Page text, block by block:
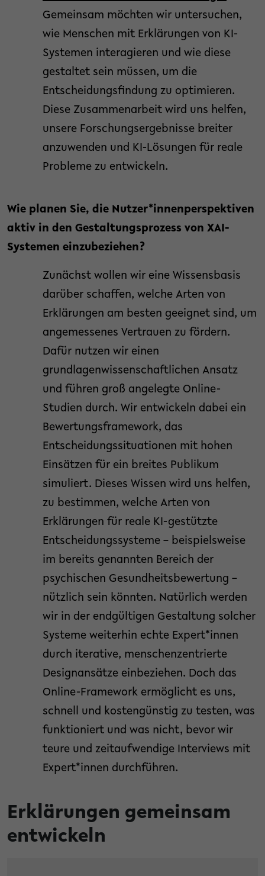
Gemeinsam möchten wir untersuchen,
wie Menschen mit Erklärungen von KI-
Systemen interagieren und wie diese
gestaltet sein müssen, um die
Entscheidungsfindung zu optimieren.
Diese Zusammenarbeit wird uns helfen,
unsere Forschungsergebnisse breiter
anzuwenden und KI-Lösungen für reale
Probleme zu entwickeln.
Wie planen Sie, die Nutzer*innenperspektiven
aktiv in den Gestaltungsprozess von XAI-
Systemen einzubeziehen?
Zunächst wollen wir eine Wissensbasis
darüber schaffen, welche Arten von
Erklärungen am besten geeignet sind, um
angemessenes Vertrauen zu fördern.
Dafür nutzen wir einen
grundlagenwissenschaftlichen Ansatz
und führen groß angelegte Online-
Studien durch. Wir entwickeln dabei ein
Bewertungsframework, das
Entscheidungssituationen mit hohen
Einsätzen für ein breites Publikum
simuliert. Dieses Wissen wird uns helfen,
zu bestimmen, welche Arten von
Erklärungen für reale KI-gestützte
Entscheidungssysteme – beispielsweise
im bereits genannten Bereich der
psychischen Gesundheitsbewertung –
nützlich sein könnten. Natürlich werden
wir in der endgültigen Gestaltung solcher
Systeme weiterhin echte Expert*innen
durch iterative, menschenzentrierte
Designansätze einbeziehen. Doch das
Online-Framework ermöglicht es uns,
schnell und kostengünstig zu testen, was
funktioniert und was nicht, bevor wir
teure und zeitaufwendige Interviews mit
Expert*innen durchführen.
Erklärungen gemeinsam
entwickeln